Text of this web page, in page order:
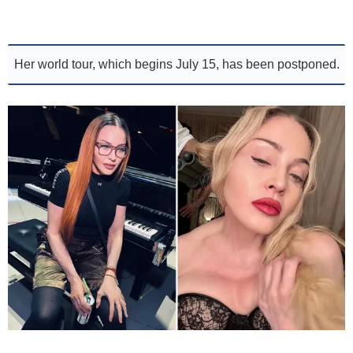
Her world tour, which begins July 15, has been postponed.